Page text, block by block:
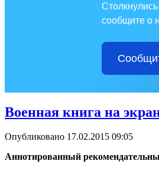
сообщите о
Военная книга на
Опубликовано 17.02.2015 09:05
Аннотированный